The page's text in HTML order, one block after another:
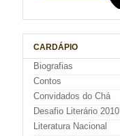
CARDÁPIO
Biografias
Contos
Convidados do Chá
Desafio Literário 2010
Literatura Nacional